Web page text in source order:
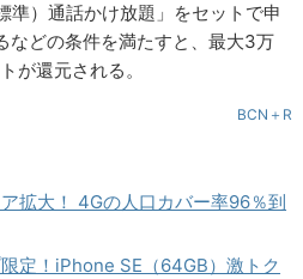
準）通話かけ放題」をセットで申
などの条件を満たすと、最大3万
が還元される。
BCN＋R
拡大！ 4Gの人口カバー率96％到
定！iPhone SE（64GB）激トク